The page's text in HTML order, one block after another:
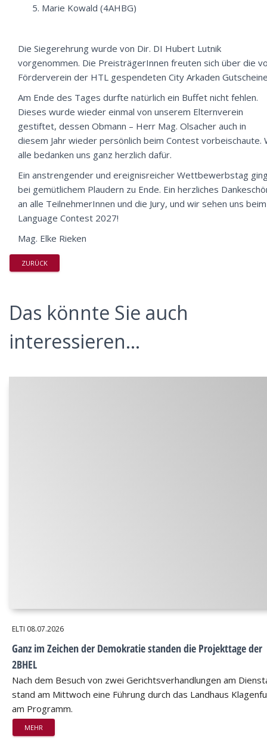
Marie Kowald (4AHBG)
Die Siegerehrung wurde von Dir. DI Hubert Lutnik
vorgenommen. Die PreisträgerInnen freuten sich über die
Förderverein der HTL gespendeten City Arkaden
Am Ende des Tages durfte natürlich ein Buffet nicht fehlen.
Dieses wurde wieder einmal von unserem Elternverein
gestiftet, dessen Obmann – Herr Mag. Olsacher auch in
diesem Jahr wieder persönlich beim Contest vorbeischaute.
alle bedanken uns ganz herzlich dafür.
Ein anstrengender und ereignisreicher Wettbewerbstag
bei gemütlichem Plaudern zu Ende. Ein herzliches
an alle TeilnehmerInnen und die Jury, und wir sehen uns beim
Language Contest 2027!
Mag. Elke Rieken
ZURÜCK
Das könnte Sie auch
interessieren...
ELTI 08.07.2026
Ganz im Zeichen der Demokratie standen die Projekttage der
2BHEL
Nach dem Besuch von zwei Gerichtsverhandlungen am
stand am Mittwoch eine Führung durch das Landhaus
am Programm.
MEHR